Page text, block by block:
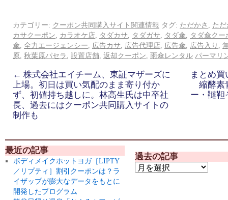
カテゴリー: クーポン共同購入サイト関連情報 タグ: ただかさ
た
カサクーポン
カラオケ店 タダカサ タダガサ タダ傘
タダ傘クー
傘 全力エージェンシー 広告カサ 広告代理店 広告傘 広告入り
原 秋葉原パセラ 設置店舗 返却クーポン 雨傘レンタル パーマリ
← 株式会社エイチーム、東証マザーズに
上場。初日は買い気配のまま寄り付か
ず、初値持ち越しに。林高生氏は中卒社
長、過去にはクーポン共同購入サイトの
制作も
まとめ
縮酵素
ー・韃靼
最近の記事
ボディメイクホットヨガ［LIPTY
／リプティ］割引クーポンは？ラ
イザップが膨大なデータをもとに
開発したプログラム
過去の記事